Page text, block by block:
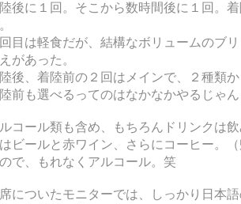
後に１回。そこから数時間後に１回。
目は軽食だが、結構なボリュームのブ
があった。
後、着陸前の２回はメインで、２種類
前も選べるってのはなかなかやるじゃ
コール類も含め、もちろんドリンクは
ビールと赤ワイン、さらにコーヒー。
で、もれなくアルコール。笑
についたモニターでは、しっかり日本